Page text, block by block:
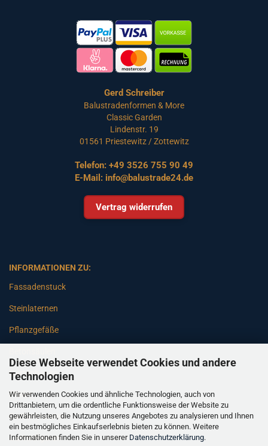
Diese Webseite verwendet Cookies und andere
Technologien
Wir verwenden Cookies und ähnliche Technologien, auch von
Drittanbietern, um die ordentliche Funktionsweise der Website zu
gewährleisten, die Nutzung unseres Angebotes zu analysieren und Ihnen
ein bestmögliches Einkaufserlebnis bieten zu können. Weitere
Informationen finden Sie in unserer Datenschutzerklärung.
Gerd Schreiber
Balustradenformen & More
Classic Garden
Lindenstr. 19
01561 Priestewitz / Zottewitz
Telefon: +49 3526 755 90 49
E-Mail: info@balustrade24.de
Vertrag widerrufen
INFORMATIONEN ZU:
Fassadenstuck
Steinlaternen
Pflanzgefäße
Gartenbänke
Pfeiler
Gartenbrunnen
Gartenfiguren